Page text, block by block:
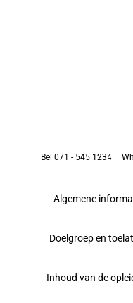
Bel 071 - 545 1234
Algemene
Doelgroep en
Inhoud van de